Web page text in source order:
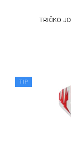
TRIČKO
TIP